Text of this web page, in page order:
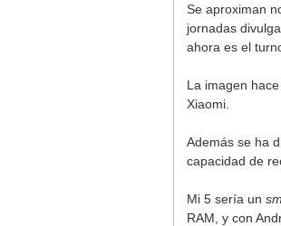
Se aproximan
jornadas
ahora es el
La imagen
Xiaomi.
Además se ha
capacidad de
Mi 5 sería un
RAM, y con